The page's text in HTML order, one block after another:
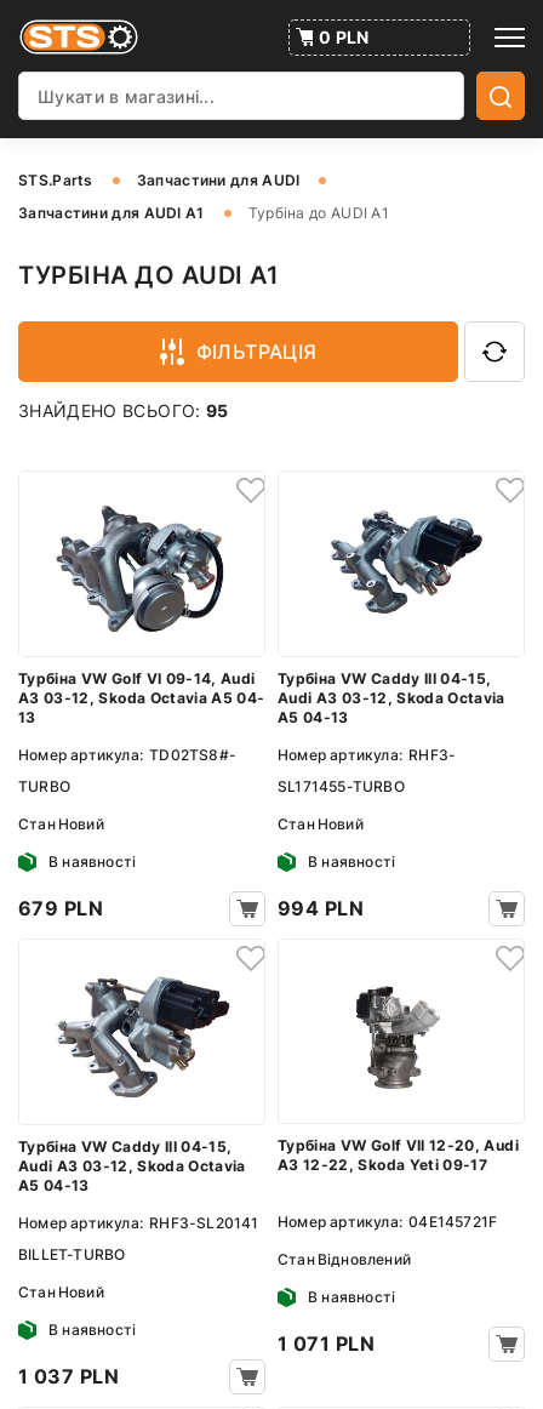
0 PLN
STS.Parts
Запчастини для AUDI
Запчастини для AUDI A1
Турбіна до AUDI A1
ТУРБІНА ДО AUDI A1
ФІЛЬТРАЦІЯ
ЗНАЙДЕНО ВСЬОГО: 95
Турбіна VW Golf VI 09-14, Audi
A3 03-12, Skoda Octavia A5 04-
13
Номер артикула: TD02TS8#-
TURBO
Стан Новий
В наявності
679 PLN
Турбіна VW Caddy III 04-15,
Audi A3 03-12, Skoda Octavia
A5 04-13
Номер артикула: RHF3-
SL171455-TURBO
Стан Новий
В наявності
994 PLN
Турбіна VW Caddy III 04-15,
Audi A3 03-12, Skoda Octavia
A5 04-13
Номер артикула: RHF3-SL20141
BILLET-TURBO
Стан Новий
В наявності
1 037 PLN
Турбіна VW Golf VII 12-20, Audi
A3 12-22, Skoda Yeti 09-17
Номер артикула: 04E145721F
Стан Відновлений
В наявності
1 071 PLN